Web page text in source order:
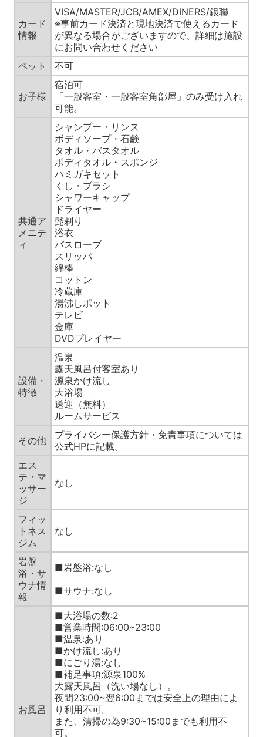
カード
情報
VISA/MASTER/JCB/AMEX/DINERS/銀聯
※事前カード決済と現地決済で使えるカード
が異なる場合がございますので、詳細は施設
にお問い合わせください
ペット
不可
お子様
宿泊可
「一般客室・一般客室角部屋」のみ受け入れ
可能。
共通ア
メニテ
ィ
シャンプー・リンス
ボディソープ・石鹸
タオル・バスタオル
ボディタオル・スポンジ
ハミガキセット
くし・ブラシ
シャワーキャップ
ドライヤー
髭剃り
浴衣
バスローブ
スリッパ
綿棒
コットン
冷蔵庫
湯沸しポット
テレビ
金庫
DVDプレイヤー
設備・
特徴
温泉
露天風呂付客室あり
源泉かけ流し
大浴場
送迎（無料）
ルームサービス
その他
プライバシー保護方針・免責事項については
公式HPに記載。
エス
テ・マ
ッサー
ジ
なし
フィッ
トネス
ジム
なし
岩盤
浴・サ
ウナ情
報
■岩盤浴:なし
■サウナ:なし
お風呂
■大浴場の数:2
■営業時間:06:00~23:00
■温泉:あり
■かけ流し:あり
■にごり湯:なし
■補足事項:源泉100%
大露天風呂（洗い場なし）。
夜間23:00~翌6:00までは安全上の理由によ
り利用不可。
また、清掃の為9:30~15:00までも利用不
可。